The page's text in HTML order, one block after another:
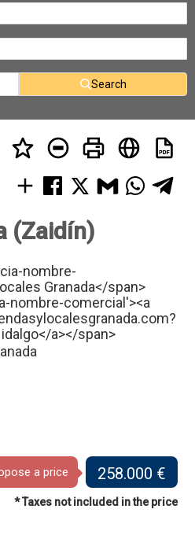
Search
(Zaidín)
a price 258.000 €
* Taxes not included in the price